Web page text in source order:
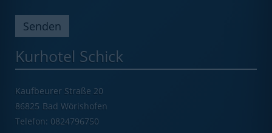
Kurhotel Schick
Kaufbeurer Straße 20
86825 Bad Wörishofen
Telefon: 0824796750